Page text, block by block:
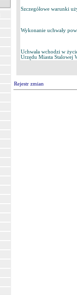
Szczegółowe warunki
Wykonanie uchwały
Uchwała wchodzi w
Urzędu Miasta Stalowej
Rejestr zmian